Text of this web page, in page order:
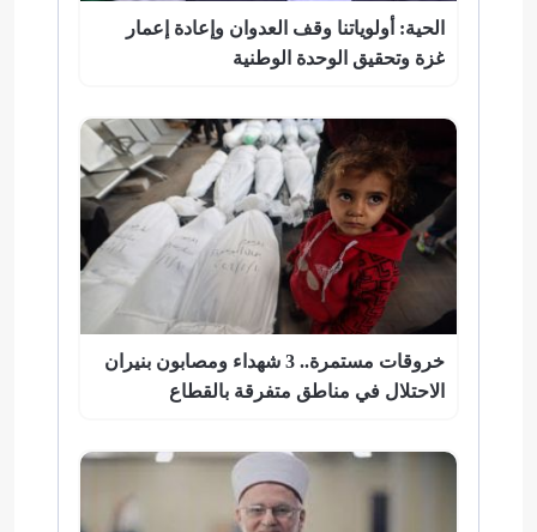
الحية: أولوياتنا وقف العدوان وإعادة إعمار
غزة وتحقيق الوحدة الوطنية
خروقات مستمرة.. 3 شهداء ومصابون بنيران
الاحتلال في مناطق متفرقة بالقطاع